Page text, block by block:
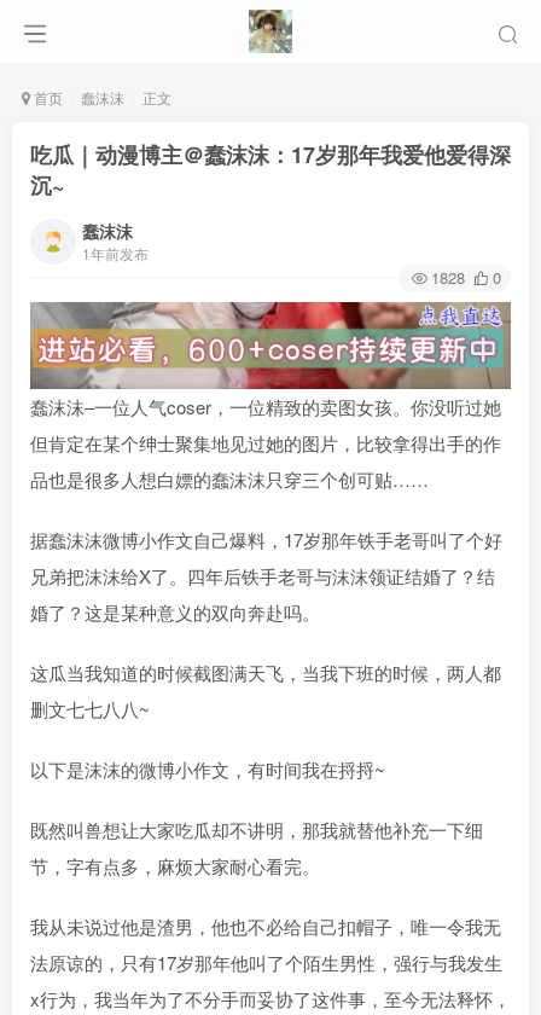
首页 蠢沫沫 正文
吃瓜｜动漫博主＠蠢沫沫：17岁那年我爱他爱得深
沉~
蠢沫沫
1年前发布
1828 0
蠢沫沫–一位人气coser，一位精致的卖图女孩。你没听过她
但肯定在某个绅士聚集地见过她的图片，比较拿得出手的作
品也是很多人想白嫖的蠢沫沫只穿三个创可贴……
据蠢沫沫微博小作文自己爆料，17岁那年铁手老哥叫了个好
兄弟把沫沫给X了。四年后铁手老哥与沫沫领证结婚了？结
婚了？这是某种意义的双向奔赴吗。
这瓜当我知道的时候截图满天飞，当我下班的时候，两人都
删文七七八八~
以下是沫沫的微博小作文，有时间我在捋捋~
既然叫兽想让大家吃瓜却不讲明，那我就替他补充一下细
节，字有点多，麻烦大家耐心看完。
我从未说过他是渣男，他也不必给自己扣帽子，唯一令我无
法原谅的，只有17岁那年他叫了个陌生男性，强行与我发生
x行为，我当年为了不分手而妥协了这件事，至今无法释怀，